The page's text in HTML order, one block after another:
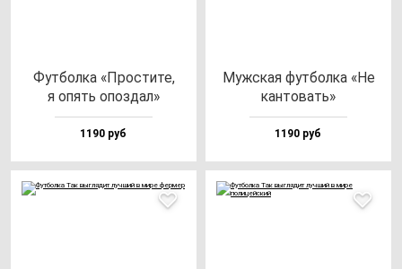
Фут­бол­ка «Прос­ти­те,
я опять опоз­дал»
1190 руб
Муж­ская фут­бол­ка «Не
кан­то­вать»
1190 руб